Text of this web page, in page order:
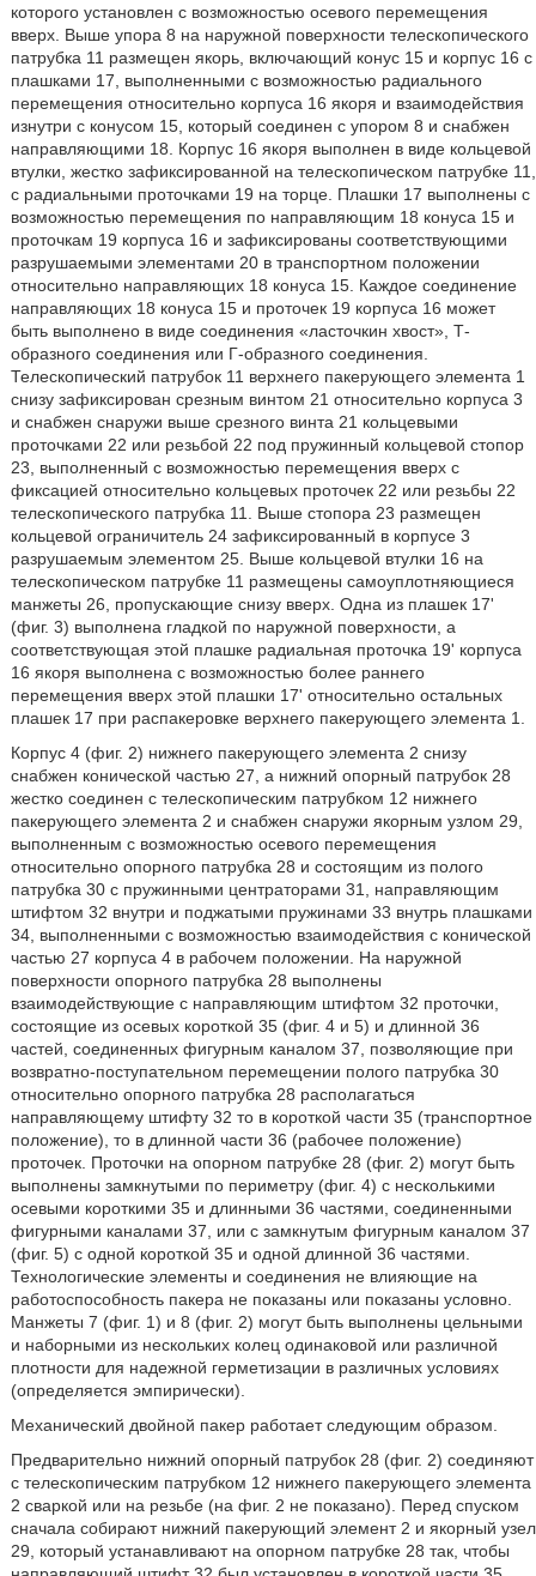
которого установлен с возможностью осевого перемещения
вверх. Выше упора 8 на наружной поверхности телескопического
патрубка 11 размещен якорь, включающий конус 15 и корпус 16 с
плашками 17, выполненными с возможностью радиального
перемещения относительно корпуса 16 якоря и взаимодействия
изнутри с конусом 15, который соединен с упором 8 и снабжен
направляющими 18. Корпус 16 якоря выполнен в виде кольцевой
втулки, жестко зафиксированной на телескопическом патрубке 11,
с радиальными проточками 19 на торце. Плашки 17 выполнены с
возможностью перемещения по направляющим 18 конуса 15 и
проточкам 19 корпуса 16 и зафиксированы соответствующими
разрушаемыми элементами 20 в транспортном положении
относительно направляющих 18 конуса 15. Каждое соединение
направляющих 18 конуса 15 и проточек 19 корпуса 16 может
быть выполнено в виде соединения «ласточкин хвост», Т-
образного соединения или Г-образного соединения.
Телескопический патрубок 11 верхнего пакерующего элемента 1
снизу зафиксирован срезным винтом 21 относительно корпуса 3
и снабжен снаружи выше срезного винта 21 кольцевыми
проточками 22 или резьбой 22 под пружинный кольцевой стопор
23, выполненный с возможностью перемещения вверх с
фиксацией относительно кольцевых проточек 22 или резьбы 22
телескопического патрубка 11. Выше стопора 23 размещен
кольцевой ограничитель 24 зафиксированный в корпусе 3
разрушаемым элементом 25. Выше кольцевой втулки 16 на
телескопическом патрубке 11 размещены самоуплотняющиеся
манжеты 26, пропускающие снизу вверх. Одна из плашек 17'
(фиг. 3) выполнена гладкой по наружной поверхности, а
соответствующая этой плашке радиальная проточка 19' корпуса
16 якоря выполнена с возможностью более раннего
перемещения вверх этой плашки 17' относительно остальных
плашек 17 при распакеровке верхнего пакерующего элемента 1.
Корпус 4 (фиг. 2) нижнего пакерующего элемента 2 снизу
снабжен конической частью 27, а нижний опорный патрубок 28
жестко соединен с телескопическим патрубком 12 нижнего
пакерующего элемента 2 и снабжен снаружи якорным узлом 29,
выполненным с возможностью осевого перемещения
относительно опорного патрубка 28 и состоящим из полого
патрубка 30 с пружинными центраторами 31, направляющим
штифтом 32 внутри и поджатыми пружинами 33 внутрь плашками
34, выполненными с возможностью взаимодействия с конической
частью 27 корпуса 4 в рабочем положении. На наружной
поверхности опорного патрубка 28 выполнены
взаимодействующие с направляющим штифтом 32 проточки,
состоящие из осевых короткой 35 (фиг. 4 и 5) и длинной 36
частей, соединенных фигурным каналом 37, позволяющие при
возвратно-поступательном перемещении полого патрубка 30
относительно опорного патрубка 28 располагаться
направляющему штифту 32 то в короткой части 35 (транспортное
положение), то в длинной части 36 (рабочее положение)
проточек. Проточки на опорном патрубке 28 (фиг. 2) могут быть
выполнены замкнутыми по периметру (фиг. 4) с несколькими
осевыми короткими 35 и длинными 36 частями, соединенными
фигурными каналами 37, или с замкнутым фигурным каналом 37
(фиг. 5) с одной короткой 35 и одной длинной 36 частями.
Технологические элементы и соединения не влияющие на
работоспособность пакера не показаны или показаны условно.
Манжеты 7 (фиг. 1) и 8 (фиг. 2) могут быть выполнены цельными
и наборными из нескольких колец одинаковой или различной
плотности для надежной герметизации в различных условиях
(определяется эмпирически).
Механический двойной пакер работает следующим образом.
Предварительно нижний опорный патрубок 28 (фиг. 2) соединяют
с телескопическим патрубком 12 нижнего пакерующего элемента
2 сваркой или на резьбе (на фиг. 2 не показано). Перед спуском
сначала собирают нижний пакерующий элемент 2 и якорный узел
29, который устанавливают на опорном патрубке 28 так, чтобы